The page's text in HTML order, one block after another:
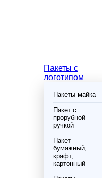
Пакеты с
логотипом
Пакеты майка
Пакет с
прорубной
ручкой
Пакет
бумажный,
крафт,
картонный